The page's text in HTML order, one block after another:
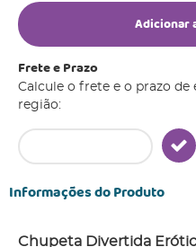
Adicionar
Frete e Prazo
Calcule o frete e o prazo
região:
Informações do Produto
Chupeta Divertida